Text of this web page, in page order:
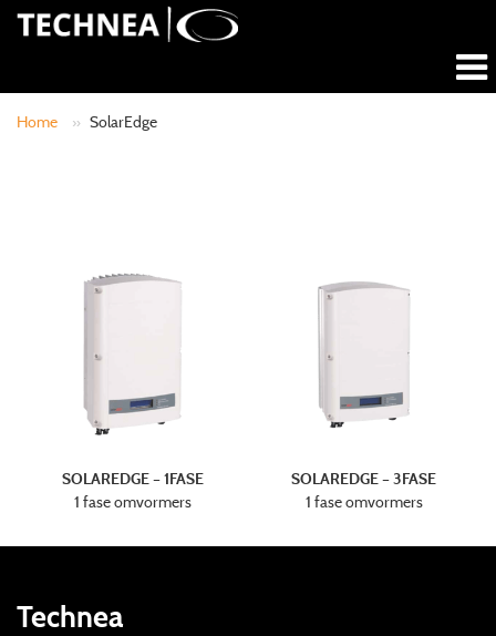
Home » SolarEdge
SOLAREDGE – 1FASE
1 fase omvormers
SOLAREDGE – 3FASE
1 fase omvormers
Technea